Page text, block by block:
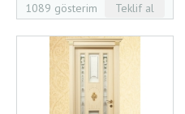
1089 gösterim Teklif al